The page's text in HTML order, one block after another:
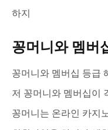
하지
꽁머니와 멤버
꽁머니와 멤버십 등급
저 꽁머니와 멤버십이
꽁머니는 온라인 카지